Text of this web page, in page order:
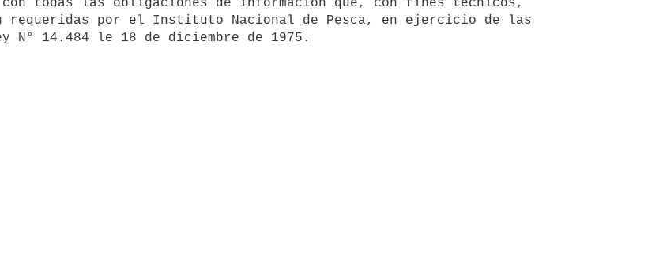
por el Instituto Nacional de Pesca, en ejercicio de las
14.484 le 18 de diciembre de 1975.